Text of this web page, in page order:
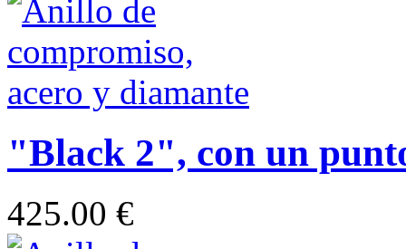
"Black 2", con un
425.00 €